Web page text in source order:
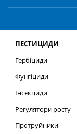
ПЕСТИЦИДИ
Гербіциди
Фунгіциди
Інсекциди
Регулятори росту
Протруйники